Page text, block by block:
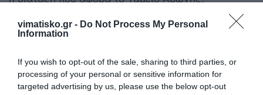
vimatisko.gr - Do Not Process My Personal
Information
If you wish to opt-out of the sale, sharing to third parties, or
processing of your personal or sensitive information for
targeted advertising by us, please use the below opt-out
Η θέση της ΟΔΥΕ: Πραγματικά το σχετικό αίτημα
δύσπιστοι, μέχρι να δούμε τη δημοσίευση της
σχετικής απόφασης.